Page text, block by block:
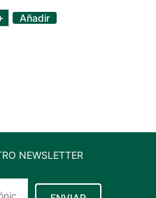
Añadir
NEWSLETTER